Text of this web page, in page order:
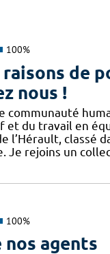
100%
raisons de
nous !
communauté
et du travail en
l’Hérault, classé
Je rejoins un
100%
nos agents